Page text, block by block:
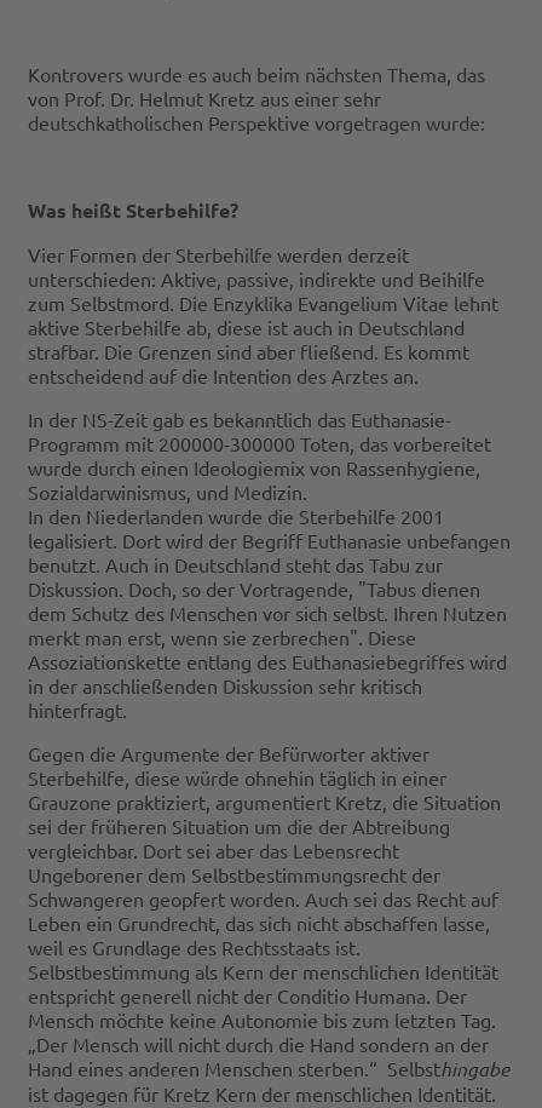
Kontrovers wurde es auch beim nächsten Thema, das
von Prof. Dr. Helmut Kretz aus einer sehr
deutschkatholischen Perspektive vorgetragen wurde:
Was heißt Sterbehilfe?
Vier Formen der Sterbehilfe werden derzeit
unterschieden: Aktive, passive, indirekte und Beihilfe
zum Selbstmord. Die Enzyklika Evangelium Vitae lehnt
aktive Sterbehilfe ab, diese ist auch in Deutschland
strafbar. Die Grenzen sind aber fließend. Es kommt
entscheidend auf die Intention des Arztes an.
In der NS-Zeit gab es bekanntlich das Euthanasie-
Programm mit 200000-300000 Toten, das vorbereitet
wurde durch einen Ideologiemix von Rassenhygiene,
Sozialdarwinismus, und Medizin.
In den Niederlanden wurde die Sterbehilfe 2001
legalisiert. Dort wird der Begriff Euthanasie unbefangen
benutzt. Auch in Deutschland steht das Tabu zur
Diskussion. Doch, so der Vortragende, "Tabus dienen
dem Schutz des Menschen vor sich selbst. Ihren Nutzen
merkt man erst, wenn sie zerbrechen". Diese
Assoziationskette entlang des Euthanasiebegriffes wird
in der anschließenden Diskussion sehr kritisch
hinterfragt.
Gegen die Argumente der Befürworter aktiver
Sterbehilfe, diese würde ohnehin täglich in einer
Grauzone praktiziert, argumentiert Kretz, die Situation
sei der früheren Situation um die der Abtreibung
vergleichbar. Dort sei aber das Lebensrecht
Ungeborener dem Selbstbestimmungsrecht der
Schwangeren geopfert worden. Auch sei das Recht auf
Leben ein Grundrecht, das sich nicht abschaffen lasse,
weil es Grundlage des Rechtsstaats ist.
Selbstbestimmung als Kern der menschlichen Identität
entspricht generell nicht der Conditio Humana. Der
Mensch möchte keine Autonomie bis zum letzten Tag.
„Der Mensch will nicht durch die Hand sondern an der
Hand eines anderen Menschen sterben.“ Selbsthingabe
ist dagegen für Kretz Kern der menschlichen Identität.